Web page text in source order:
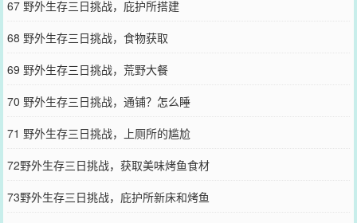
67 野外生存三日挑战，庇护所搭建
68 野外生存三日挑战，食物获取
69 野外生存三日挑战，荒野大餐
70 野外生存三日挑战，通铺？怎么睡
71 野外生存三日挑战，上厕所的尴尬
72野外生存三日挑战，获取美味烤鱼食材
73野外生存三日挑战，庇护所新床和烤鱼